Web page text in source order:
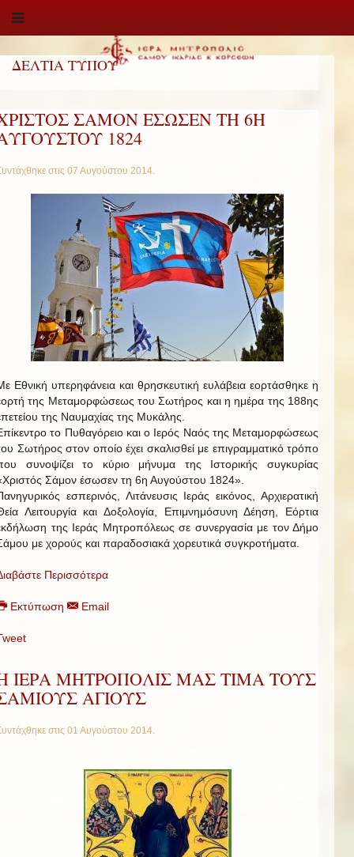
ΔΕΛΤΙΑ ΤΥΠΟΥ
ΣΑΜΟΝ ΕΣΩΣΕΝ ΤΗ 6Η
1824
στις 07 Αυγούστου 2014.
Εθνική υπερηφάνεια και θρησκευτική ευλάβεια εορτάσθηκε η
της Μεταμορφώσεως του Σωτήρος και η ημέρα της 188ης
της Ναυμαχίας της Μυκάλης.
το Πυθαγόρειο και ο Ιερός Ναός της Μεταμορφώσεως
Σωτήρος στον οποίο έχει σκαλισθεί με επιγραμματικό τρόπο
συνοψίζει το κύριο μήνυμα της Ιστορικής συγκυρίας
Σάμον έσωσεν τη 6η Αυγούστου 1824».
εσπερινός, Λιτάνευσις Ιεράς εικόνος, Αρχιερατική
Λειτουργία και Δοξολογία, Επιμνημόσυνη Δέηση, Εόρτια
της Ιεράς Μητροπόλεως σε συνεργασία με τον Δήμο
με χορούς και παραδοσιακά χορευτικά συγκροτήματα.
Περισσότερα
Εκτύπωση Email
ΙΕΡΑ ΜΗΤΡΟΠΟΛΙΣ ΜΑΣ ΤΙΜΑ ΤΟΥΣ
ΑΓΙΟΥΣ
στις 01 Αυγούστου 2014.